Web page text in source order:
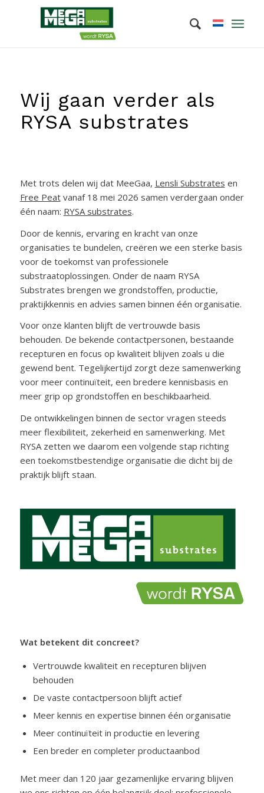
Wij gaan verder als
RYSA substrates
Met trots delen wij dat MeeGaa, Lensli Substrates en
Free Peatvanaf 18 mei 2026 samen verdergaan onder
één naam: RYSA substrates.
Door de kennis, ervaring en kracht van onze
organisaties te bundelen, creëren we een sterke basis
voor de toekomst van professionele
substraatoplossingen. Onder de naam RYSA
Substrates brengen we grondstoffen, productie,
praktijkkennis en advies samen binnen één organisatie.
Voor onze klanten blijft de vertrouwde basis
behouden. De bekende contactpersonen, bestaande
recepturen en focus op kwaliteit blijven zoals u die
gewend bent. Tegelijkertijd zorgt deze samenwerking
voor meer continuïteit, een bredere kennisbasis en
meer grip op grondstoffen en beschikbaarheid.
De ontwikkelingen binnen de sector vragen steeds
meer flexibiliteit, zekerheid en samenwerking. Met
RYSA zetten we daarom een volgende stap richting
een toekomstbestendige organisatie die dicht bij de
praktijk blijft staan.
Wat betekent dit concreet?
Vertrouwde kwaliteit en recepturen blijven
behouden
De vaste contactpersoon blijft actief
Meer kennis en expertise binnen één organisatie
Meer continuïteit in productie en levering
Een breder en completer productaanbod
Met meer dan 120 jaar gezamenlijke ervaring blijven